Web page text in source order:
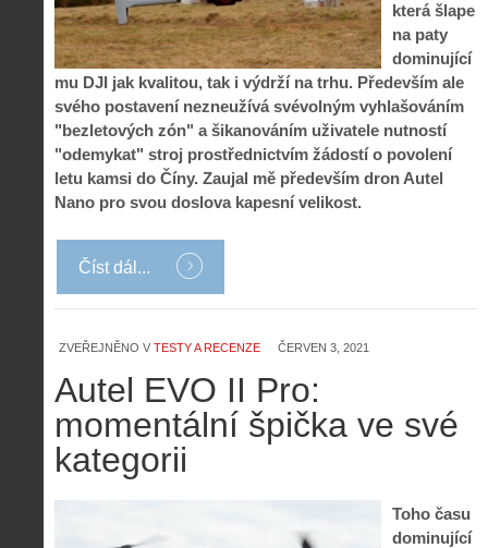
která šlape
na paty
dominující
mu DJI jak kvalitou, tak i výdrží na trhu. Především ale
svého postavení nezneužívá svévolným vyhlašováním
"bezletových zón" a šikanováním uživatele nutností
"odemykat" stroj prostřednictvím žádostí o povolení
letu kamsi do Číny. Zaujal mě především dron Autel
Nano pro svou doslova kapesní velikost.
Číst dál...
ZVEŘEJNĚNO V TESTY A RECENZE ČERVEN 3, 2021
Autel EVO II Pro:
momentální špička ve své
kategorii
Toho času
dominující